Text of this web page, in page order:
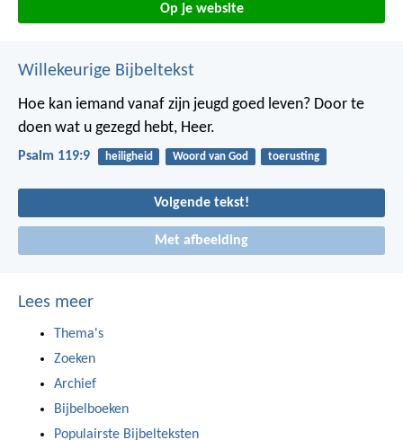
Op je website
Willekeurige Bijbeltekst
Hoe kan iemand vanaf zijn jeugd goed leven? Door te
doen wat u gezegd hebt, Heer.
Psalm 119:9 heiligheid Woord van God toerusting
Volgende tekst!
Met afbeelding
Lees meer
Thema's
Zoeken
Archief
Bijbelboeken
Populairste Bijbelteksten